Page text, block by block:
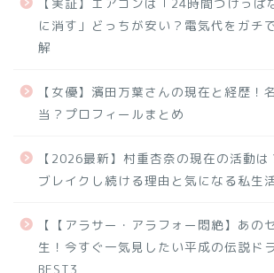
に消す」どっちが安い？電気代をガチ
解
【女優】濱田万葉さんの現在と経歴！
当？プロフィールまとめ
【2026最新】村重杏奈の現在の活動
ブレイクし続ける理由と気になる私生
【【アラサー・アラフォー悶絶】あの
生！今すぐ一気見したい平成の伝説ド
BEST3